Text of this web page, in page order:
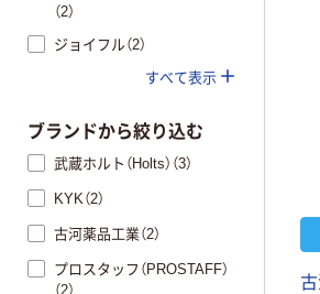
（2）
ジョイフル（2）
すべて表示
ブランドから絞り込む
武蔵ホルト（Holts）（3）
KYK（2）
古河薬品工業（2）
プロスタッフ（PROSTAFF）
（2）